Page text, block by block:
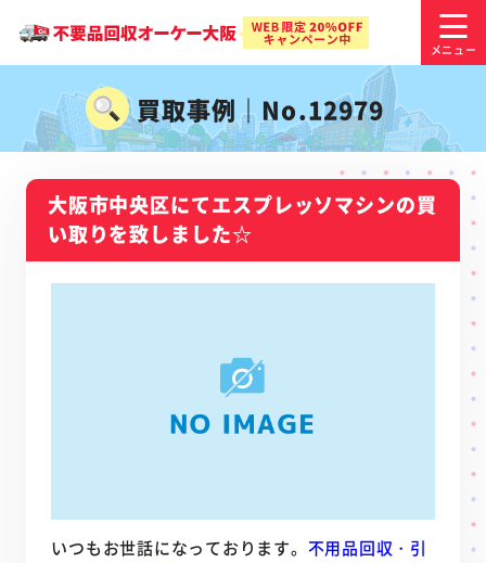
買取事例｜No.12979
大阪市中央区にてエスプレッソマシンの買
い取りを致しました☆
いつもお世話になっております。 不用品回収・引